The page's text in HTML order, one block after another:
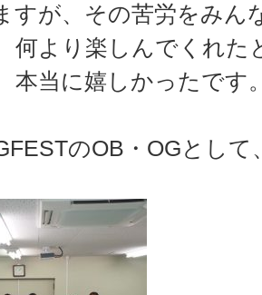
すが、その苦労をみん
何より楽しんでくれた
本当に嬉しかったです
のOB・OGとし